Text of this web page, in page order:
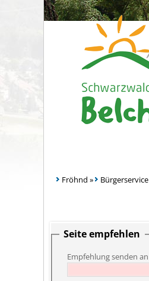
Fröhnd » Bürgerservice
Seite empfehlen
Empfehlung senden an